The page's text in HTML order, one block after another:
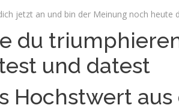
jetzt an und bin der Meinung noch heute
du
und datest
Hochstwert